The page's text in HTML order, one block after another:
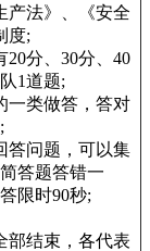
法》、《安全
度;
分、30分、40
1道题;
一类做答，答对
答问题，可以集
答题答错一
限时90秒;
结束，各代表